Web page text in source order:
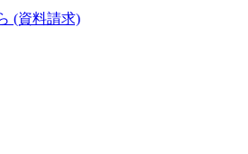
(資料請求)